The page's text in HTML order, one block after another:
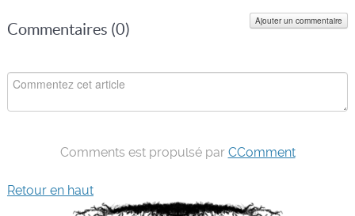
Commentaires (0)
Ajouter un commentaire
Comments est propulsé par CComment
Retour en haut